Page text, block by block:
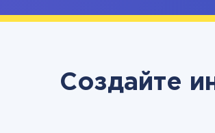
Создайте